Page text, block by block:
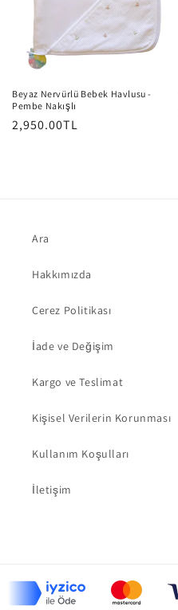
Beyaz Nervürlü Bebek Havlusu -
Pembe Nakışlı
Normal
2,950.00TL
Ara
Hakkımızda
Çerez Politikası
İade ve Değişim
Kargo ve Teslimat
Kişisel Verilerin Korunması
Kullanım Koşulları
İletişim
Ödeme